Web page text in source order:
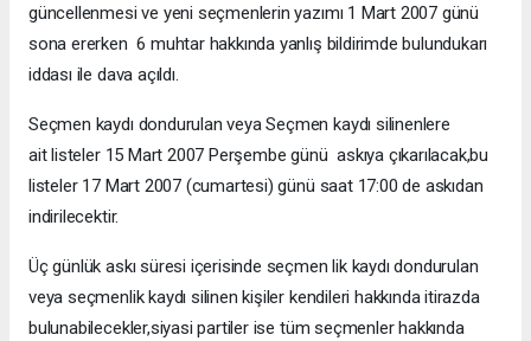
güncellenmesi ve yeni seçmenlerin yazımı 1 Mart 2007 günü
sona ererken 6 muhtar hakkında yanlış bildirimde bulundukarı
iddası ile dava açıldı.
Seçmen kaydı dondurulan veya Seçmen kaydı silinenlere
ait listeler 15 Mart 2007 Perşembe günü askıya çıkarılacak,bu
listeler 17 Mart 2007 (cumartesi) günü saat 17:00 de askıdan
indirilecektir.
Üç günlük askı süresi içerisinde seçmen lik kaydı dondurulan
veya seçmenlik kaydı silinen kişiler kendileri hakkında itirazda
bulunabilecekler,siyasi partiler ise tüm seçmenler hakkında